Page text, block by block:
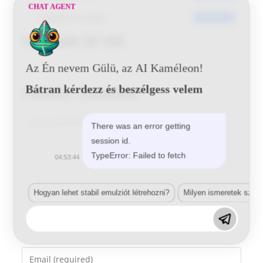
Utoljára frissített
VW LL6N 29 145
Vélemény, hozzászólás?
your
name
Enter
CHAT AGENT
Az Én nevem Gülü, az AI Kaméleon!
Bátran kérdezz és beszélgess velem
There was an error getting
session id.
TypeError: Failed to fetch
04:53:44
Hogyan lehet stabil emulziót létrehozni? Milyen ismeretek